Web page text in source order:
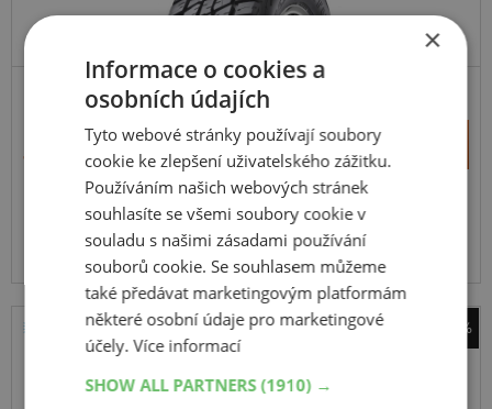
SUV-UNIVERZÁLNÍ ZESÍLENÁ
4 230 Kč
+
–
SKLADEM Expedujeme do 5 dnů
Na prodejně v Opavě do 5 dnů.
Centrální sklad 12 ks.
-41%
Bridgestone
Duravis Van Winter
×
Informace o cookies a
osobních údajích
Tyto webové stránky používají soubory
cookie ke zlepšení uživatelského zážitku.
Používáním našich webových stránek
souhlasíte se všemi soubory cookie v
souladu s našimi zásadami používání
souborů cookie. Se souhlasem můžeme
také předávat marketingovým platformám
některé osobní údaje pro marketingové
účely.Více informací
SHOW ALL PARTNERS(1910) →